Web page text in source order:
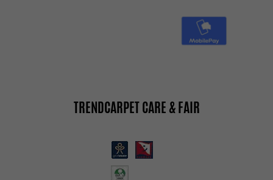
TRENDCARPET CARE & FAIR